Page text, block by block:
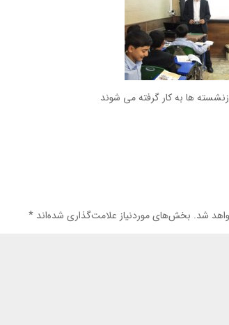
ها به کار گرفته می شوند
شد. بخش‌های موردنیاز علامت‌گذاری شده‌اند*